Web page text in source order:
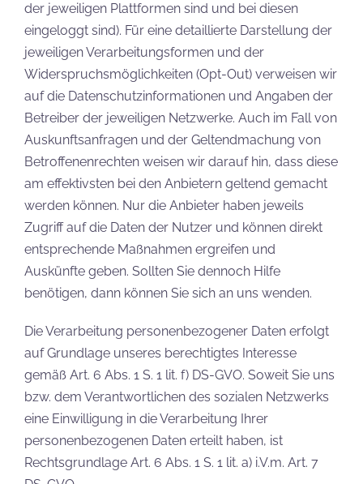
der jeweiligen Plattformen sind und bei diesen
eingeloggt sind). Für eine detaillierte Darstellung der
jeweiligen Verarbeitungsformen und der
Widerspruchsmöglichkeiten (Opt-Out) verweisen wir
auf die Datenschutzinformationen und Angaben der
Betreiber der jeweiligen Netzwerke. Auch im Fall von
Auskunftsanfragen und der Geltendmachung von
Betroffenenrechten weisen wir darauf hin, dass diese
am effektivsten bei den Anbietern geltend gemacht
werden können. Nur die Anbieter haben jeweils
Zugriff auf die Daten der Nutzer und können direkt
entsprechende Maßnahmen ergreifen und
Auskünfte geben. Sollten Sie dennoch Hilfe
benötigen, dann können Sie sich an uns wenden.
Die Verarbeitung personenbezogener Daten erfolgt
auf Grundlage unseres berechtigtes Interesse
gemäß Art. 6 Abs. 1 S. 1 lit. f) DS-GVO. Soweit Sie uns
bzw. dem Verantwortlichen des sozialen Netzwerks
eine Einwilligung in die Verarbeitung Ihrer
personenbezogenen Daten erteilt haben, ist
Rechtsgrundlage Art. 6 Abs. 1 S. 1 lit. a) i.V.m. Art. 7